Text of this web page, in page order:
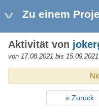
Zu einem
Aktivität von
von 17.08.2021 bis 15.09.2021
« Zurück